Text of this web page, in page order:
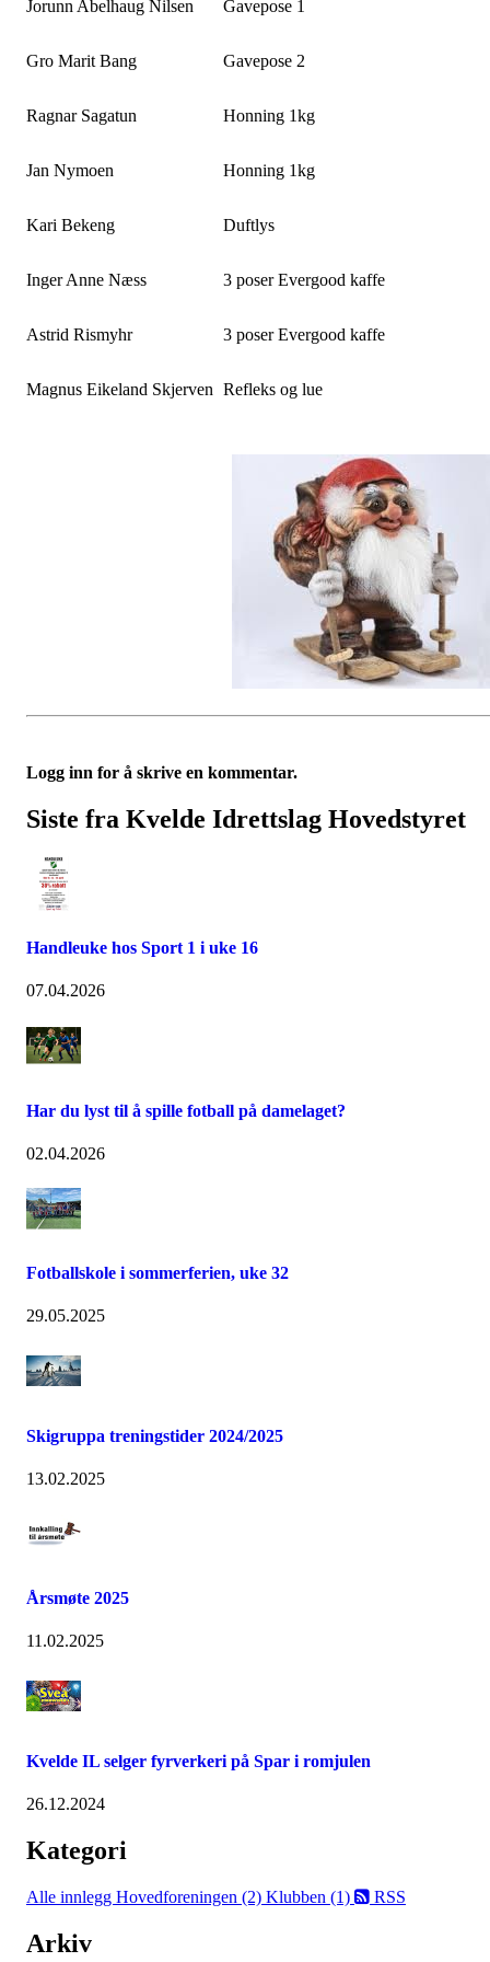
Jorunn Abelhaug Nilsen Gavepose 1
Gro Marit Bang Gavepose 2
Ragnar Sagatun Honning 1kg
Jan Nymoen Honning 1kg
Kari Bekeng Duftlys
Inger Anne Næss 3 poser Evergood kaffe
Astrid Rismyhr 3 poser Evergood kaffe
Magnus Eikeland Skjerven Refleks og lue
Logg inn for å skrive en kommentar.
Siste fra Kvelde Idrettslag Hovedstyret
Handleuke hos Sport 1 i uke 16
07.04.2026
Har du lyst til å spille fotball på damelaget?
02.04.2026
Fotballskole i sommerferien, uke 32
29.05.2025
Skigruppa treningstider 2024/2025
13.02.2025
Årsmøte 2025
11.02.2025
Kvelde IL selger fyrverkeri på Spar i romjulen
26.12.2024
Kategori
Alle innlegg Hovedforeningen (2) Klubben (1) RSS
Arkiv